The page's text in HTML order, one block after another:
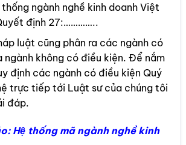
ngành nghề kinh doanh Việt
định 27:…………..
luật cũng phân ra các ngành có
ngành không có điều kiện. Để nắm
định các ngành có điều kiện Quý
trực tiếp tới Luật sư của chúng tôi
đáp.
Hệ thống mã ngành nghề kinh